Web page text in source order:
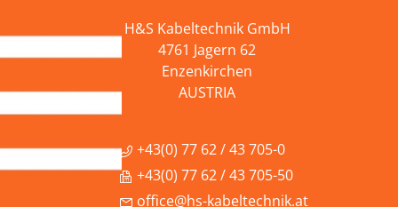
H&S Kabeltechnik GmbH
4761 Jagern 62
Enzenkirchen
AUSTRIA
+43(0) 77 62 / 43 705-0
+43(0) 77 62 / 43 705-50
office@hs-kabeltechnik.at